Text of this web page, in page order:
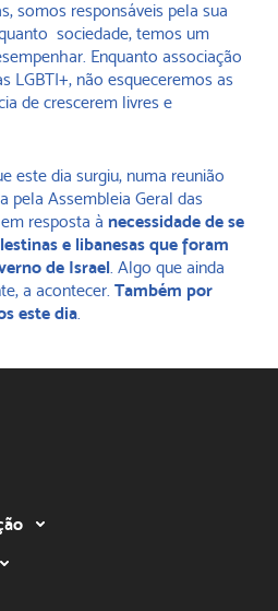
somos responsáveis pela sua
sociedade, temos um
Enquanto associação
LGBTI+, não esqueceremos as
de crescerem livres e
este dia surgiu, numa reunião
pela Assembleia Geral das
resposta à necessidade de se
e libanesas que foram
de Israel. Algo que ainda
a acontecer. Também por
este dia.